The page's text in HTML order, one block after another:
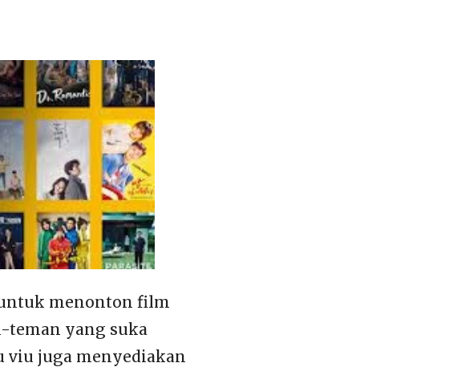
menonton film
teman yang suka
viu juga menyediakan